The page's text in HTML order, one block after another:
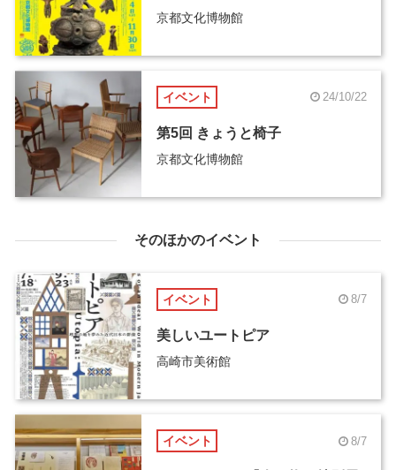
京都文化博物館
イベント 24/10/22
第5回 きょうと椅子
京都文化博物館
そのほかのイベント
イベント 8/7
美しいユートピア
高崎市美術館
イベント 8/7